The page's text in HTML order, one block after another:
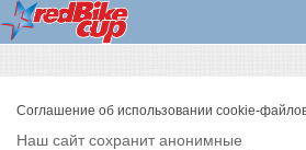
Соглашение об использовании cookie-
Наш сайт сохранит анонимные